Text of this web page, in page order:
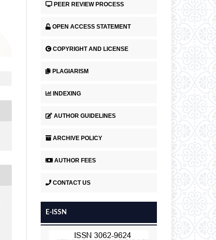
PEER REVIEW PROCESS
OPEN ACCESS STATEMENT
COPYRIGHT AND LICENSE
PLAGIARISM
INDEXING
AUTHOR GUIDELINES
ARCHIVE POLICY
AUTHOR FEES
CONTACT US
E-ISSN